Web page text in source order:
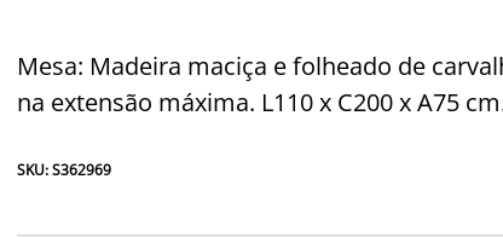
Mesa: Madeira maciça e folheado de
na extensão máxima. L110 x C200 x A75
SKU: S362969